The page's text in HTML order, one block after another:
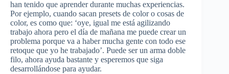
han tenido que aprender durante muchas experiencias.
Por ejemplo, cuando sacan presets de color o cosas de
color, es como que: ‘oye, igual me está agilizando
trabajo ahora pero el día de mañana me puede crear un
problema porque va a haber mucha gente con todo ese
retoque que yo he trabajado’. Puede ser un arma doble
filo, ahora ayuda bastante y esperemos que siga
desarrollándose para ayudar.